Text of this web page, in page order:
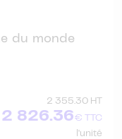
du monde
2 355.30 HT
2 826.36€ TTC
l'unité